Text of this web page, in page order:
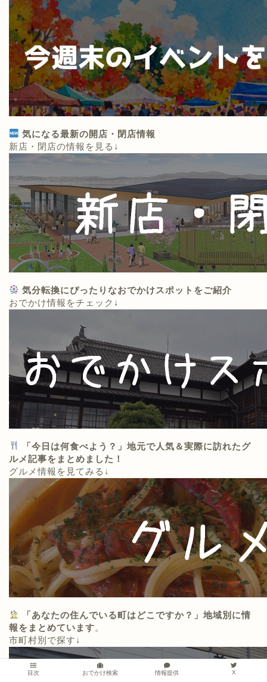
気になる最新の開店・閉店情報
新店・閉店の情報を見る↓
気分転換にぴったりなおでかけスポットをご紹介
おでかけ情報をチェック↓
「今日は何食べよう？」地元で人気＆実際に訪れたグ
ルメ記事をまとめました！
グルメ情報を見てみる↓
「あなたの住んでいる町はどこですか？」地域別に情
報をまとめています。
市町村別で探す↓
目次 おでかけ検索 情報提供 X